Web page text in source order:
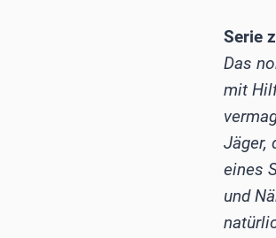
Serie
Das
mit
Jäger,
eines
und